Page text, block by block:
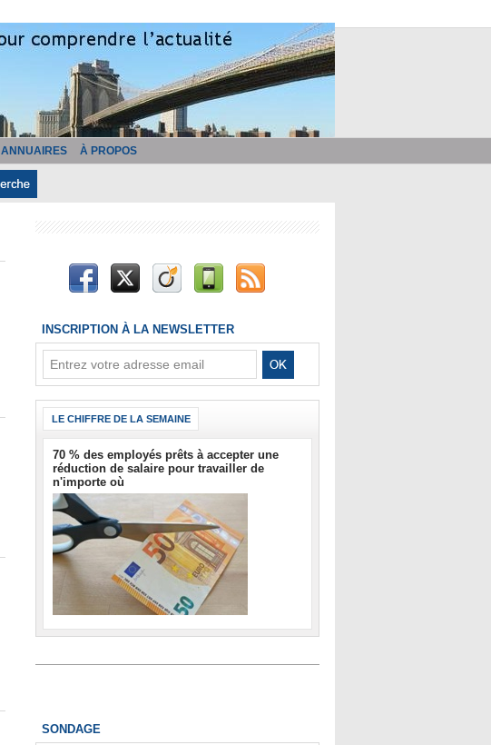
ANNUAIRES À PROPOS
INSCRIPTION À LA NEWSLETTER
LE CHIFFRE DE LA SEMAINE
70 % des employés prêts à accepter une
réduction de salaire pour travailler de
n'importe où
SONDAGE